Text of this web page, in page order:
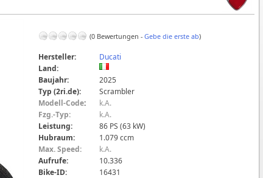
(0 Bewertungen - Gebe die erste ab)
Hersteller:
Ducati
Land:
Baujahr:
2025
Typ (2ri.de):
Scrambler
Modell-Code:
k.A.
Fzg.-Typ:
k.A.
Leistung:
86 PS (63 kW)
Hubraum:
1.079 ccm
Max. Speed:
k.A.
Aufrufe:
10.336
Bike-ID:
16431